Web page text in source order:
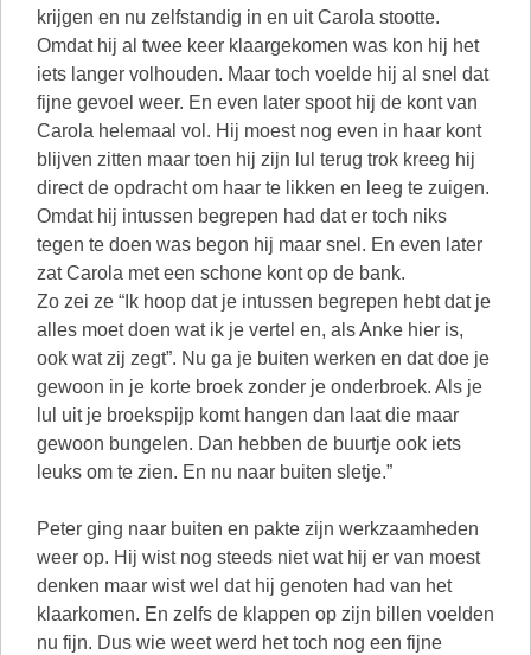
krijgen en nu zelfstandig in en uit Carola stootte.
Omdat hij al twee keer klaargekomen was kon hij het
iets langer volhouden. Maar toch voelde hij al snel dat
fijne gevoel weer. En even later spoot hij de kont van
Carola helemaal vol. Hij moest nog even in haar kont
blijven zitten maar toen hij zijn lul terug trok kreeg hij
direct de opdracht om haar te likken en leeg te zuigen.
Omdat hij intussen begrepen had dat er toch niks
tegen te doen was begon hij maar snel. En even later
zat Carola met een schone kont op de bank.
Zo zei ze “Ik hoop dat je intussen begrepen hebt dat je
alles moet doen wat ik je vertel en, als Anke hier is,
ook wat zij zegt”. Nu ga je buiten werken en dat doe je
gewoon in je korte broek zonder je onderbroek. Als je
lul uit je broekspijp komt hangen dan laat die maar
gewoon bungelen. Dan hebben de buurtje ook iets
leuks om te zien. En nu naar buiten sletje.”
Peter ging naar buiten en pakte zijn werkzaamheden
weer op. Hij wist nog steeds niet wat hij er van moest
denken maar wist wel dat hij genoten had van het
klaarkomen. En zelfs de klappen op zijn billen voelden
nu fijn. Dus wie weet werd het toch nog een fijne